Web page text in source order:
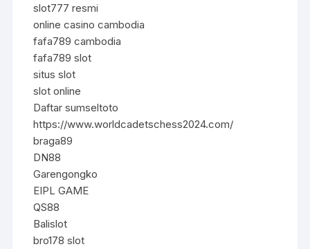
slot777 resmi
online casino cambodia
fafa789 cambodia
fafa789 slot
situs slot
slot online
Daftar sumseltoto
https://www.worldcadetschess2024.com/
braga89
DN88
Garengongko
EIPL GAME
QS88
Balislot
bro178 slot